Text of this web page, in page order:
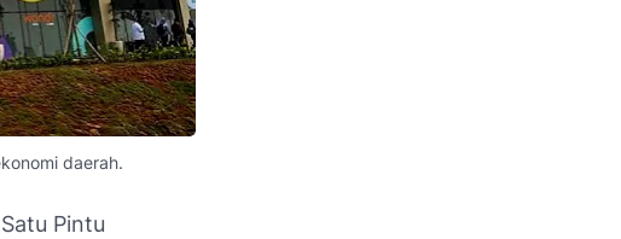
daerah.
Pintu